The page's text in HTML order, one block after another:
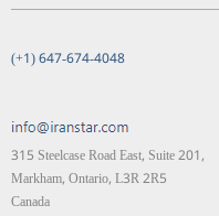
(+1) 647-674-4048
315 Steelcase Road East, Suite 201,
Markham, Ontario, L3R 2R5
Canada